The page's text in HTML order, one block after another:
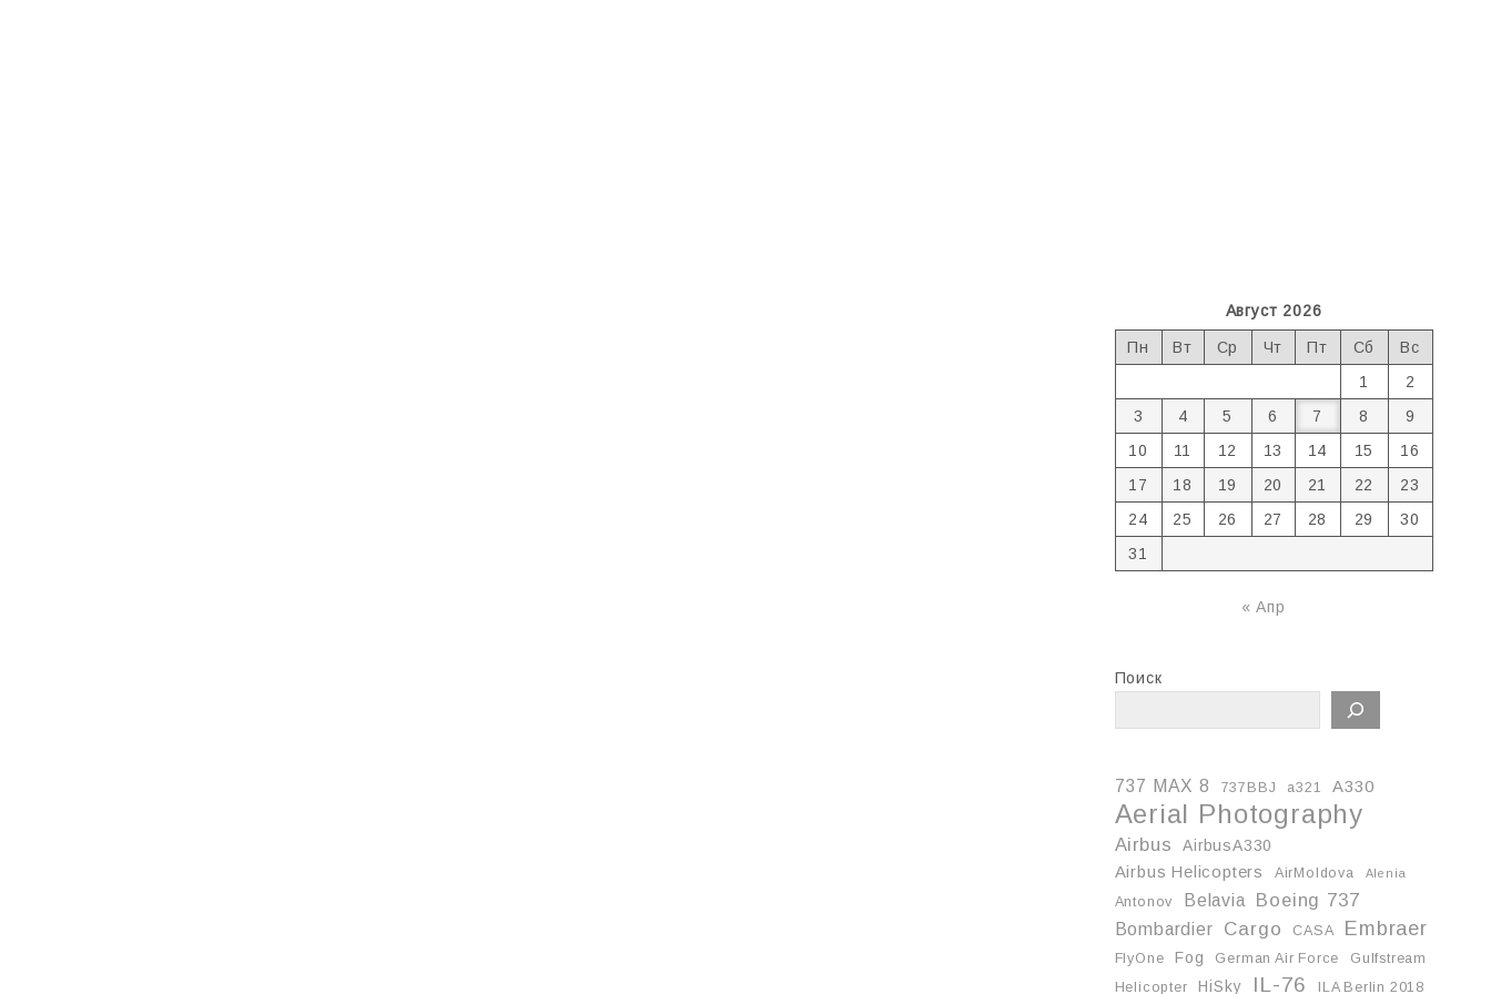
Август 2026
Пн Вт Ср Чт Пт Сб
Вс
1
2
3
4 5 6 7 8
9
10
11 12 13 14 15
16
17
18 19 20 21 22
23
24
25 26 27 28 29
30
31
« Апр
Поиск
737 MAX 8 737BBJ a321 A330
Aerial Photography
Airbus
AirbusA330
Airbus Helicopters
AirMoldova Alenia
Antonov Belavia Boeing 737
Bombardier Cargo CASA Embraer
FlyOne Fog German Air Force
Gulfstream
Helicopter
HiSky IL-76 ILA Berlin 2018